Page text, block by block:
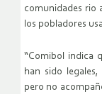
comunidades rio
los pobladores
“Comibol indica
han sido
pero no